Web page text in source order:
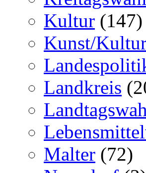
Kultur (147)
Kunst/
Landkreis
Malter (72)